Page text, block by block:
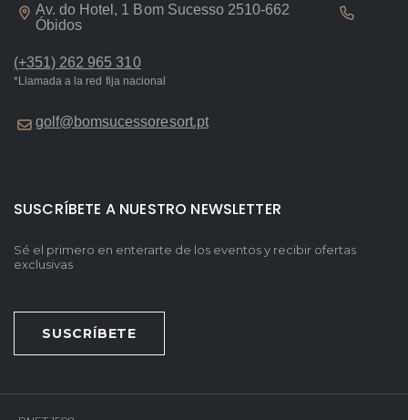
Av. do Hotel, 1 Bom Sucesso 2510-662
Óbidos
(+351) 262 965 310
*Llamada a la red fija nacional
golf@bomsucessoresort.pt
SUSCRÍBETE A NUESTRO NEWSLETTER
Sé el primero en enterarte de los eventos y recibir ofertas
exclusivas
SUSCRÍBETE